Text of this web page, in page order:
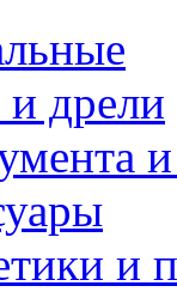
дрели
и